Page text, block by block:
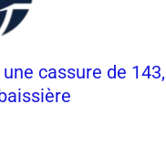
une cassure de